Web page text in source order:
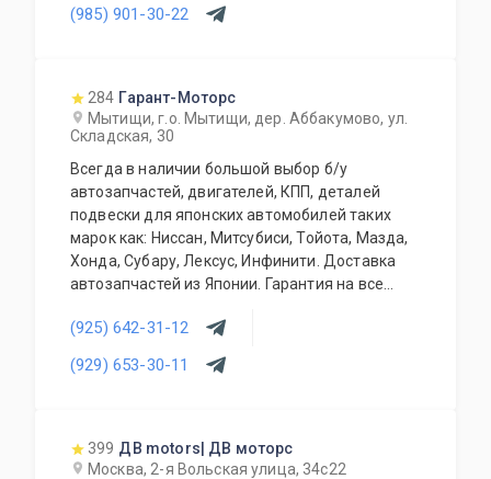
более 150000 наименований. Все запчасти,
(985) 901-30-22
284 Гарант-Моторс
Мытищи, г.о. Мытищи, дер. Аббакумово, ул.
Складская, 30
Всегда в наличии большой выбор б/у
автозапчастей, двигателей, КПП, деталей
подвески для японских автомобилей таких
марок как: Ниссан, Митсубиси, Тойота, Мазда,
Хонда, Субару, Лексус, Инфинити. Доставка
автозапчастей из Японии. Гарантия на все
(925) 642-31-12
(929) 653-30-11
399 ДВ motors| ДВ моторс
Москва, 2-я Вольская улица, 34с22